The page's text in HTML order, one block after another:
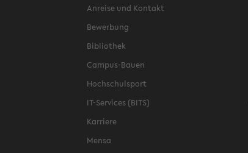
Anreise und Kontakt
Bewerbung
Bibliothek
Campus-Bauen
Hochschulsport
IT-Services (BITS)
Karriere
Mensa